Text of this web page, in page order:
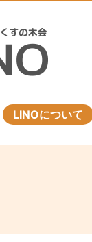
LINOについて